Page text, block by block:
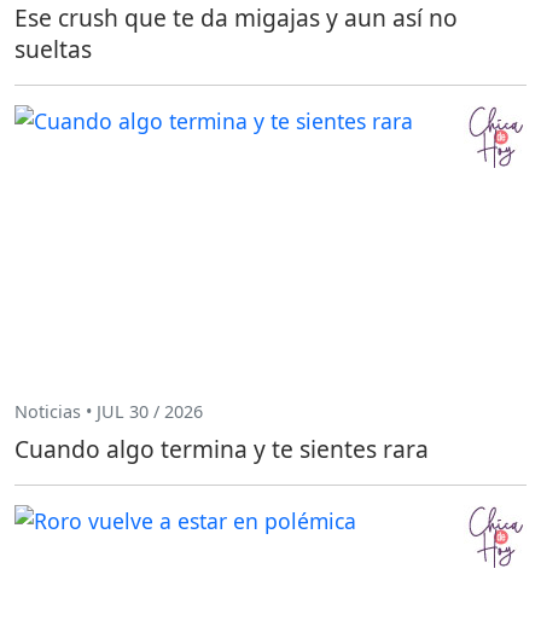
Ese crush que te da migajas y aun así no
sueltas
Noticias • JUL 30 / 2026
Cuando algo termina y te sientes rara